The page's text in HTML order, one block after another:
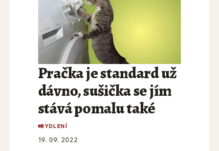
Pračka je standard už
dávno, sušička se jím
stává pomalu také
BYDLENÍ
19. 09. 2022